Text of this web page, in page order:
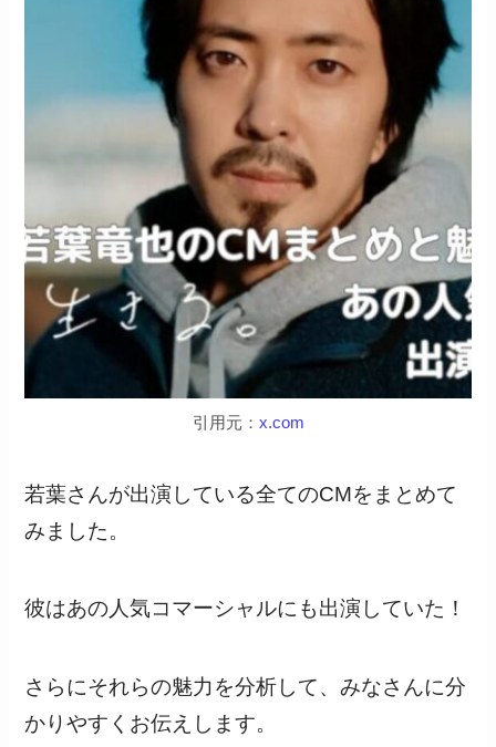
引用元： x.com
若葉さんが出演している全てのCMをまとめて
みました。
彼はあの人気コマーシャルにも出演していた！
さらにそれらの魅力を分析して、みなさんに分
かりやすくお伝えします。